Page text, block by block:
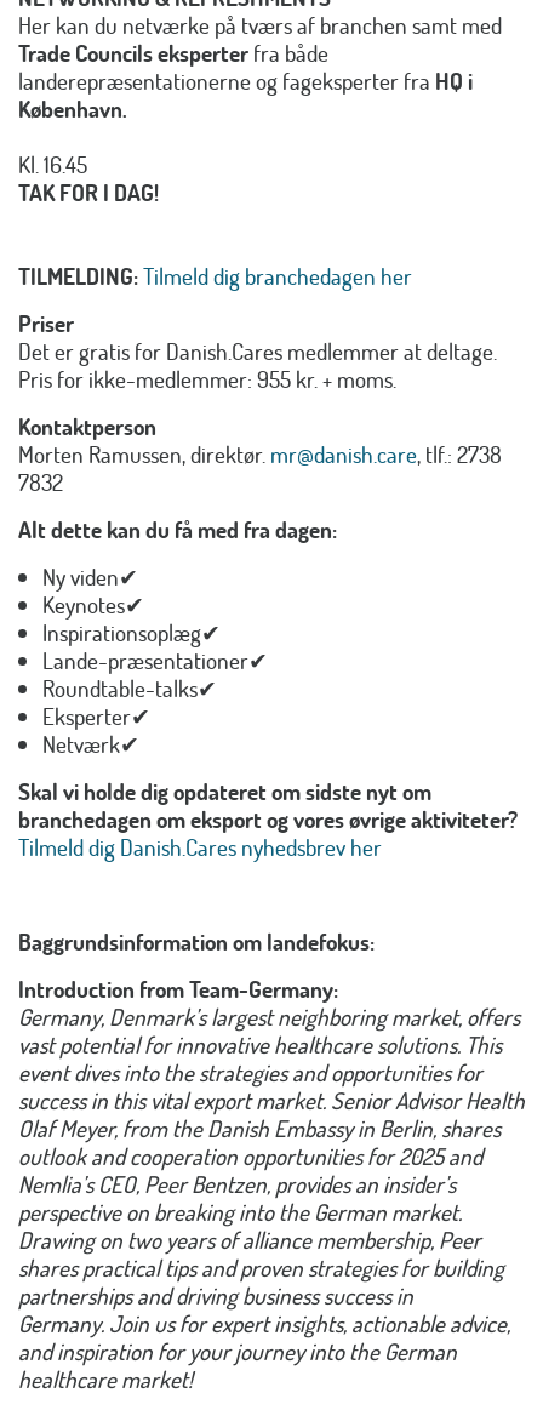
Her kan du netværke på tværs af branchen samt med
Trade Councils eksperter fra både
landerepræsentationerne og fageksperter fra HQ i
København.
Kl. 16.45
TAK FOR I DAG!
TILMELDING:Tilmeld dig branchedagen her
Priser
Det er gratis for Danish.Cares medlemmer at deltage.
Pris for ikke-medlemmer: 955 kr. + moms.
Kontaktperson
Morten Ramussen, direktør. mr@danish.care, tlf.: 2738
7832
Alt dette kan du få med fra dagen:
Ny viden✔
Keynotes✔
Inspirationsoplæg✔
Lande-præsentationer✔
Roundtable-talks✔
Eksperter✔
Netværk✔
Skal vi holde dig opdateret om sidste nyt om
branchedagen om eksport og vores øvrige aktiviteter?
Tilmeld dig Danish.Cares nyhedsbrev her
Baggrundsinformation om landefokus:
Introduction from Team-Germany:
Germany, Denmark’s largest neighboring market, offers
vast potential for innovative healthcare solutions. This
event dives into the strategies and opportunities for
success in this vital export market. Senior Advisor Health
Olaf Meyer, from the Danish Embassy in Berlin, shares
outlook and cooperation opportunities for 2025 and
Nemlia’s CEO, Peer Bentzen, provides an insider’s
perspective on breaking into the German market.
Drawing on two years of alliance membership, Peer
shares practical tips and proven strategies for building
partnerships and driving business success in
Germany. Join us for expert insights, actionable advice,
and inspiration for your journey into the German
healthcare market!